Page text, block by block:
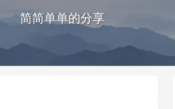
简简单单的分享